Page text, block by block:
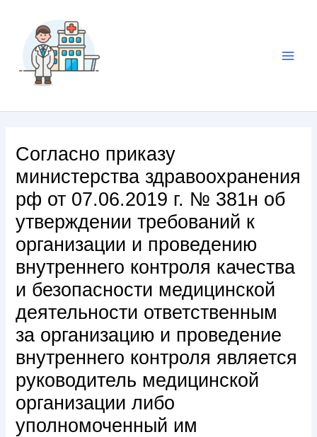
Согласно приказу
министерства здравоохранения
рф от 07.06.2019 г. № 381н об
утверждении требований к
организации и проведению
внутреннего контроля качества
и безопасности медицинской
деятельности ответственным
за организацию и проведение
внутреннего контроля является
руководитель медицинской
организации либо
уполномоченный им